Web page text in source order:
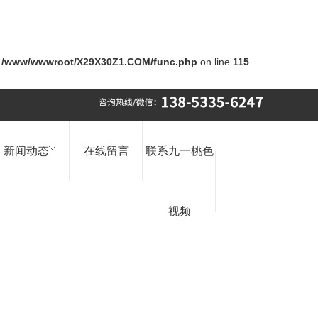
/www/wwwroot/X29X30Z1.COM/func.php on line 115
新闻动态 在线留言 联系九一桃色
视频